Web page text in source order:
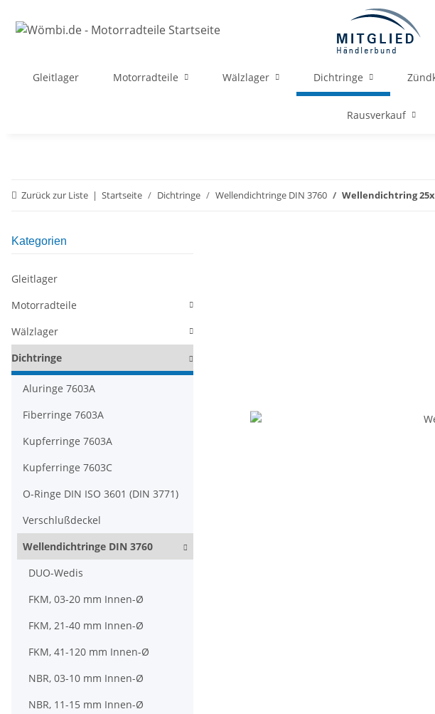
Gleitlager Motorradteile Wälzlager Dichtringe
Rausverkauf
Zurück zur Liste Startseite Dichtringe Wellendichtringe DIN 3760 Wellendichtring
Kategorien
Gleitlager
Motorradteile
Wälzlager
Dichtringe
Aluringe 7603A
Fiberringe 7603A
Kupferringe 7603A
Kupferringe 7603C
O-Ringe DIN ISO 3601 (DIN 3771)
Verschlußdeckel
Wellendichtringe DIN 3760
DUO-Wedis
FKM, 03-20 mm Innen-Ø
FKM, 21-40 mm Innen-Ø
FKM, 41-120 mm Innen-Ø
NBR, 03-10 mm Innen-Ø
NBR, 11-15 mm Innen-Ø